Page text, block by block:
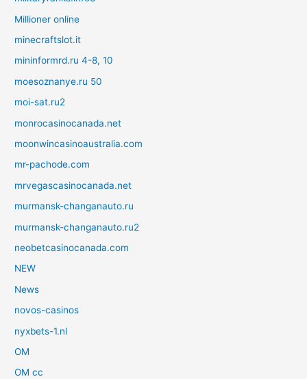
Millioner online
minecraftslot.it
mininformrd.ru 4-8, 10
moesoznanye.ru 50
moi-sat.ru2
monrocasinocanada.net
moonwincasinoaustralia.com
mr-pachode.com
mrvegascasinocanada.net
murmansk-changanauto.ru
murmansk-changanauto.ru2
neobetcasinocanada.com
NEW
News
novos-casinos
nyxbets-1.nl
OM
OM cc